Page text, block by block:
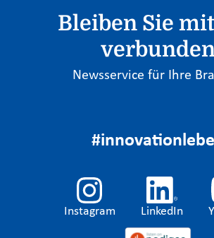
Bleiben Sie
Newsservice für Ihre
Instagram LinkedIn